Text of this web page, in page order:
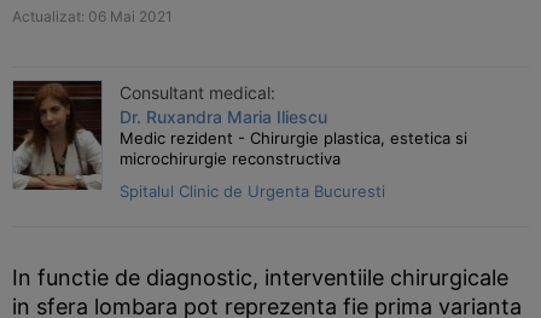
Actualizat: 06 Mai 2021
Consultant medical:
Dr. Ruxandra Maria Iliescu
Medic rezident - Chirurgie plastica, estetica si
microchirurgie reconstructiva
Spitalul Clinic de Urgenta Bucuresti
In functie de diagnostic, interventiile chirurgicale
in sfera lombara pot reprezenta fie prima varianta